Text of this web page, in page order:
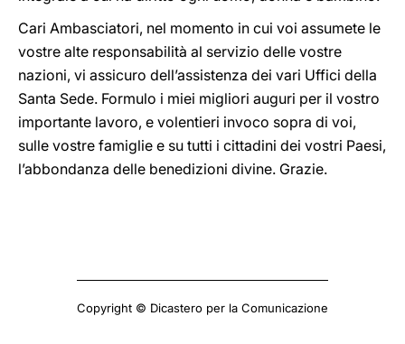
Cari Ambasciatori, nel momento in cui voi assumete le
vostre alte responsabilità al servizio delle vostre
nazioni, vi assicuro dell’assistenza dei vari Uffici della
Santa Sede. Formulo i miei migliori auguri per il vostro
importante lavoro, e volentieri invoco sopra di voi,
sulle vostre famiglie e su tutti i cittadini dei vostri Paesi,
l’abbondanza delle benedizioni divine. Grazie.
Copyright © Dicastero per la Comunicazione